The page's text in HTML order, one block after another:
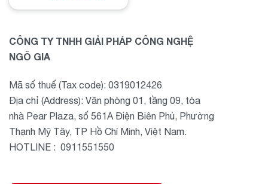
0
1.900.000₫.
là:
CÔNG TY TNHH GIẢI PHÁP CÔNG NGHỆ
NGÔ GIA
Mã số thuế (Tax code): 0319012426
Địa chỉ (Address): Văn phòng 01, tầng 09, tòa
nhà Pear Plaza, số 561A Điện Biên Phủ, Phường
Thạnh Mỹ Tây, TP Hồ Chí Minh, Việt Nam.
HOTLINE : 0911551550